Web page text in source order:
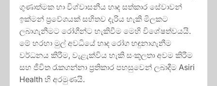
ගුණාත්මක හා විශ්වාසනීය හෘද සත්කාර සේවාවන්
ඉක්මන් ප්‍රවේශයක් සහිතව දැරිය හැකි මිලකට
ලබාගැනීමට රෝගීන්ට හැකිවීම මෙහි විශේෂත්වයයි.
මේ හරහා මුල් අවධියේ හෘද රෝග හඳුනාගැනීම
වර්ධනය කිරීම, වැළැක්විය හැකි සංකූලතා අවම කිරීම
සහ ජීවිත රැකගන්නා ප්‍රතිකාර පහසුවෙන් ලබාදීම Asiri
Health හි අරමුණයි.